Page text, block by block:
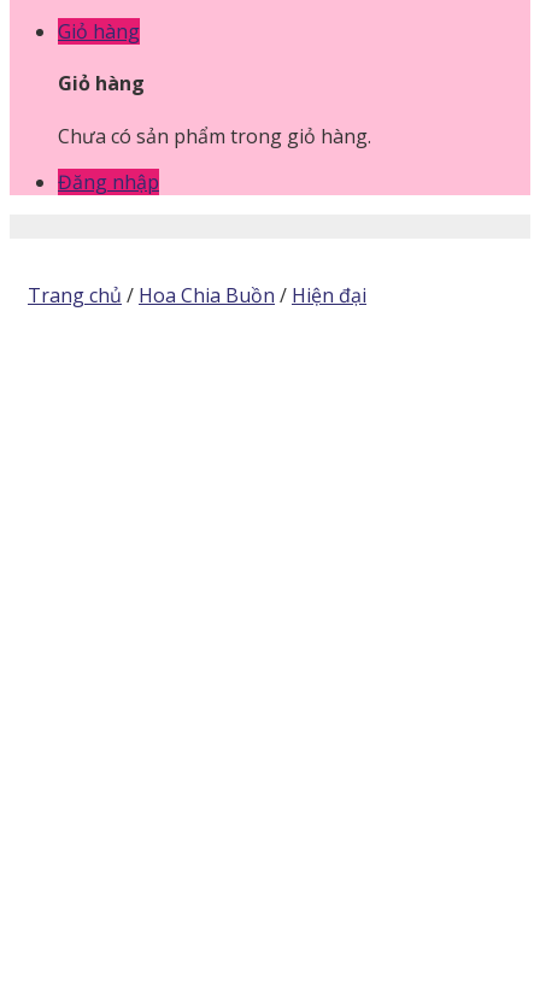
Giỏ hàng
Giỏ hàng
Chưa có sản phẩm trong giỏ hàng.
Đăng nhập
Trang chủ / Hoa Chia Buồn / Hiện đại